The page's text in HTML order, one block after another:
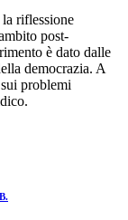
riflessione
post-
è dato dalle
democrazia. A
problemi